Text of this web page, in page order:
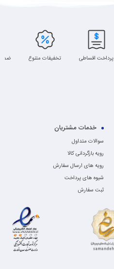
پرداخت اقساطی تخفیفات متنوع
خدمات مشتریان
سوالات متداول
رویه بازگردانی کالا
رویه های ارسال سفارش
شیوه های پرداخت
ثبت سفارش